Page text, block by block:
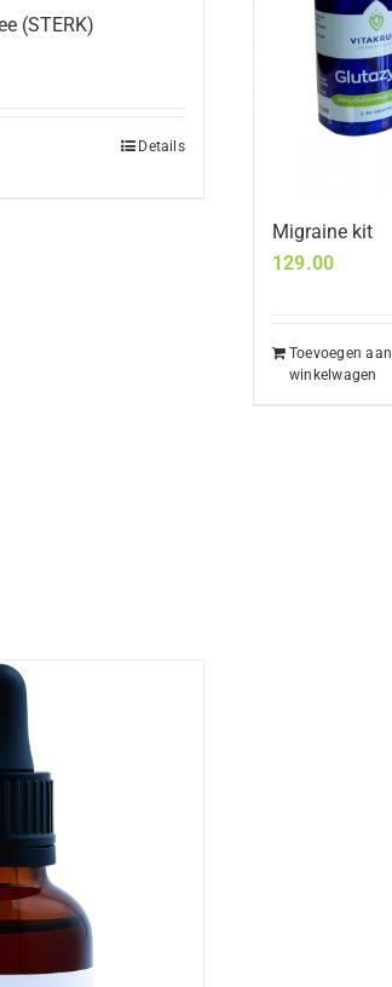
(STERK)
Details
Migraine kit
129.00
Toevoegen aan
winkelwagen